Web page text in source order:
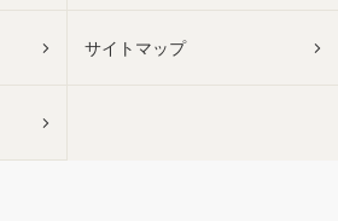
サイトマップ